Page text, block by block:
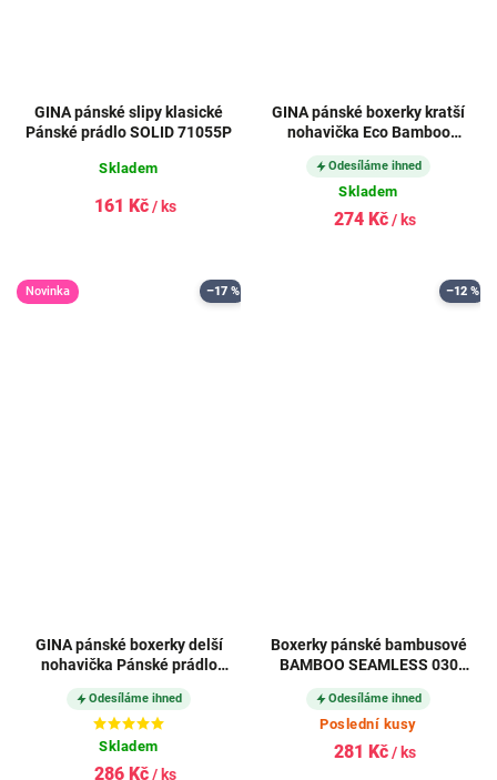
GINA pánské slipy klasické
Pánské prádlo SOLID 71055P
Skladem
161 Kč/ ks
GINA pánské boxerky kratší
nohavička Eco Bamboo
73125P
Odesíláme ihned
Skladem
274 Kč/ ks
Novinka –17 %
GINA pánské boxerky delší
nohavička Pánské prádlo
SOLID 74090P
Odesíláme ihned
Skladem
286 Kč/ ks
–12 %
Boxerky pánské bambusové
BAMBOO SEAMLESS 030
bezešvé BLACK (černé)
Odesíláme ihned
Poslední kusy
281 Kč/ ks